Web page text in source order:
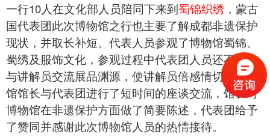
一行10人在文化部人员陪同下来到蜀锦织绣 ，蒙古
国代表团此次博物馆之行也主要了解成都非遗保护
现状，并取长补短。代表人员参观了博物馆蜀锦、
蜀绣及服饰文化，参观过程中代表团人员还不时的
与讲解员交流展品渊源，使讲解员倍感情切。博物
馆馆长与代表团进行了短时间的座谈交流，馆长对
博物馆在非遗保护方面做了简要陈述，代表团给予
了赞同并感谢此次博物馆人员的热情接待。